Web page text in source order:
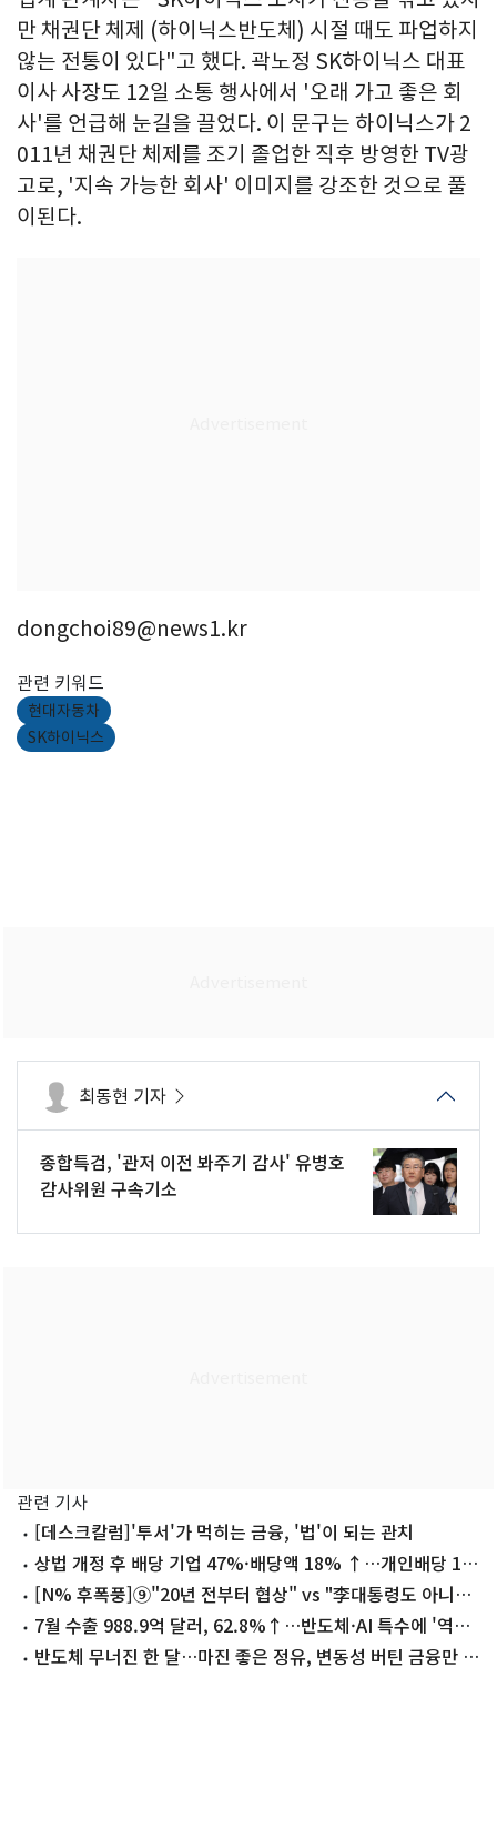
만 채권단 체제 (하이닉스반도체) 시절 때도 파업하지
않는 전통이 있다"고 했다. 곽노정 SK하이닉스 대표
이사 사장도 12일 소통 행사에서 '오래 가고 좋은 회
사'를 언급해 눈길을 끌었다. 이 문구는 하이닉스가 2
011년 채권단 체제를 조기 졸업한 직후 방영한 TV광
고로, '지속 가능한 회사' 이미지를 강조한 것으로 풀
이된다.
dongchoi89@news1.kr
관련 키워드
현대자동차
SK하이닉스
최동현 기자
종합특검, '관저 이전 봐주기 감사' 유병호
감사위원 구속기소
관련 기사
[데스크칼럼]'투서'가 먹히는 금융, '법'이 되는 관치
상법 개정 후 배당 기업 47%·배당액 18% ↑…개인배당 1
위 이재용
[N% 후폭풍]⑨"20년 전부터 협상" vs "李대통령도 아니라
했는데"
7월 수출 988.9억 달러, 62.8%↑…반도체·AI 특수에 '역대
2위'(종합)
반도체 무너진 한 달…마진 좋은 정유, 변동성 버틴 금융만 살